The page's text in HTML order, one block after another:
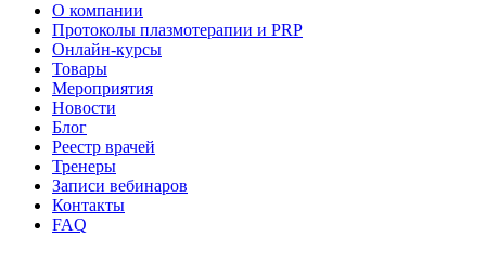
О компании
Протоколы плазмотерапии и PRP
Онлайн-курсы
Товары
Мероприятия
Новости
Блог
Реестр врачей
Тренеры
Записи вебинаров
Контакты
FAQ